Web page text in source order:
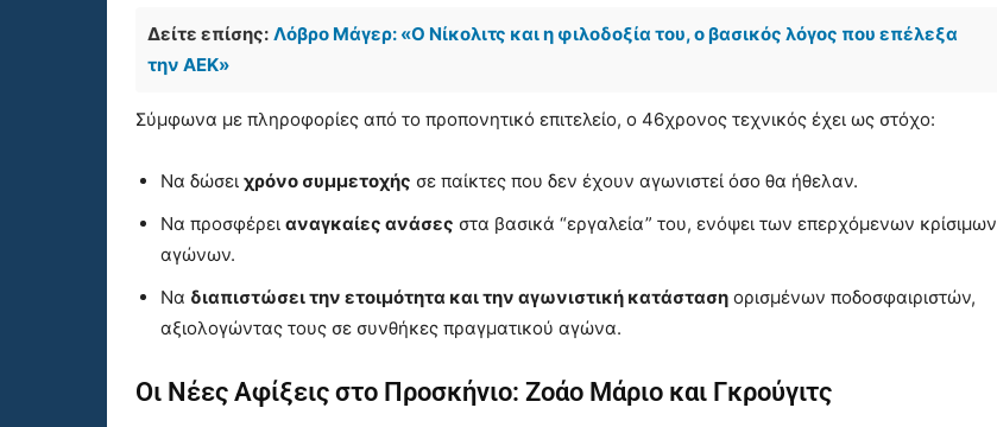
Δείτε επίσης: Λόβρο Μάγερ: «Ο Νίκολιτς και η φιλοδοξία του, ο βασικός λόγος που επέλεξα
την ΑΕΚ»
Σύμφωνα με πληροφορίες από το προπονητικό επιτελείο, ο 46χρονος τεχνικός έχει ως στόχο:
Να δώσει χρόνο συμμετοχής σε παίκτες που δεν έχουν αγωνιστεί όσο θα ήθελαν.
Να προσφέρει αναγκαίες ανάσες στα βασικά “εργαλεία” του, ενόψει των επερχόμενων κρίσιμων
αγώνων.
Να διαπιστώσει την ετοιμότητα και την αγωνιστική κατάσταση ορισμένων ποδοσφαιριστών,
αξιολογώντας τους σε συνθήκες πραγματικού αγώνα.
Οι Νέες Αφίξεις στο Προσκήνιο: Ζοάο Μάριο και Γκρούγιτς